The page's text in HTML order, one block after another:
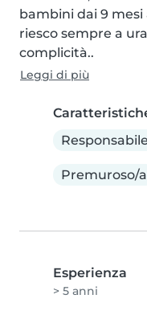
bambini dai 9 mesi
riesco sempre a
complicità..
Leggi di più
Responsabile
Premuroso/a
Esperienza
> 5 anni